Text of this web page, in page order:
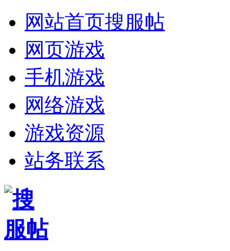
网站首页搜服帖
网页游戏
手机游戏
网络游戏
游戏资源
站务联系